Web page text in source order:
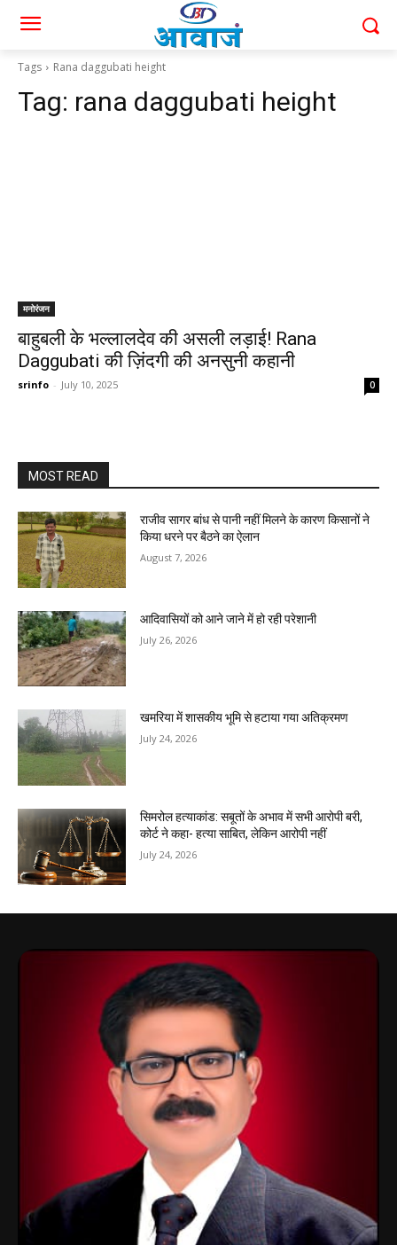
Tags Rana daggubati height
Tag: rana daggubati height
मनोरंजन
बाहुबली के भल्लालदेव की असली लड़ाई! Rana
Daggubati की ज़िंदगी की अनसुनी कहानी
srinfo - July 10, 2025 0
MOST READ
राजीव सागर बांध से पानी नहीं मिलने के कारण किसानों ने
किया धरने पर बैठने का ऐलान
August 7, 2026
आदिवासियों को आने जाने में हो रही परेशानी
July 26, 2026
खमरिया में शासकीय भूमि से हटाया गया अतिक्रमण
July 24, 2026
सिमरोल हत्याकांड: सबूतों के अभाव में सभी आरोपी बरी,
कोर्ट ने कहा- हत्या साबित, लेकिन आरोपी नहीं
July 24, 2026